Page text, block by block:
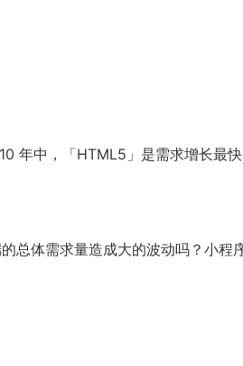
年中，「HTML5」是需求增长最
总体需求量造成大的波动吗？小程